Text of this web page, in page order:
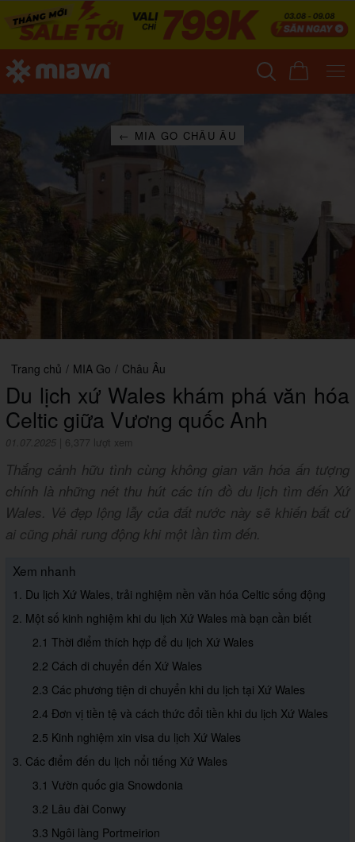
← MIA GO CHÂU ÂU
Trang chủ / MIA Go / Châu Âu
Du lịch xứ Wales khám phá văn hóa
Celtic giữa Vương quốc Anh
01.07.2025 6,377 lượt xem
Thắng cảnh hữu tình cùng không gian văn hóa ấn tượng
chính là những nét thu hút các tín đồ du lịch tìm đến Xứ
Wales. Vẻ đẹp lộng lẫy của đất nước này sẽ khiến bất cứ
ai cũng phải rung động khi một lần tìm đến.
Xem nhanh
1. Du lịch Xứ Wales, trải nghiệm nền văn hóa Celtic sống động
2. Một số kinh nghiệm khi du lịch Xứ Wales mà bạn cần biết
2.1 Thời điểm thích hợp để du lịch Xứ Wales
2.2 Cách di chuyển đến Xứ Wales
2.3 Các phương tiện di chuyển khi du lịch tại Xứ Wales
2.4 Đơn vị tiền tệ và cách thức đổi tiền khi du lịch Xứ Wales
2.5 Kinh nghiệm xin visa du lịch Xứ Wales
3. Các điểm đến du lịch nổi tiếng Xứ Wales
3.1 Vườn quốc gia Snowdonia
3.2 Lâu đài Conwy
3.3 Ngôi làng Portmeirion